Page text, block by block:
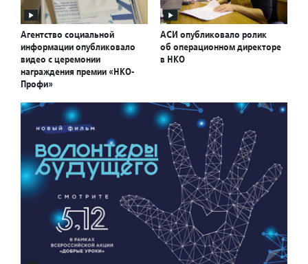
Агентство социальной
информации опубликовало
видео с церемонии
награждения премии «НКО-
Профи»
АСИ опубликовало ролик
об операционном директоре
в НКО